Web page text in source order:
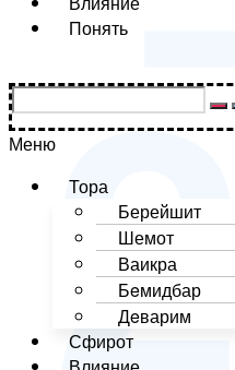
Понять
Меню
Тора
Берейшит
Шемот
Ваикра
Бeмидбар
Дeварим
Сфирот